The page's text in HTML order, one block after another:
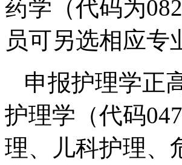
药学（代码为
员可另选相应专
申报护理学正
护理学（代码
理、儿科护理、